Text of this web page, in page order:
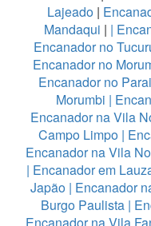
Lajeado |
Mandaqui | |
Encanador no
Encanador no
Encanador no
Morumbi |
Encanador na Vila
Campo Limpo |
Encanador na Vila
| Encanador em
Japão| Encanador
Burgo Paulista|
Encanador na Vila